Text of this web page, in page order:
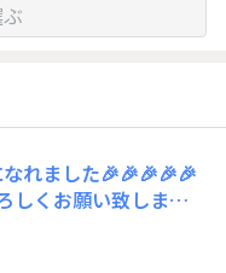
れました🎉🎉🎉🎉🎉
しくお願い致します